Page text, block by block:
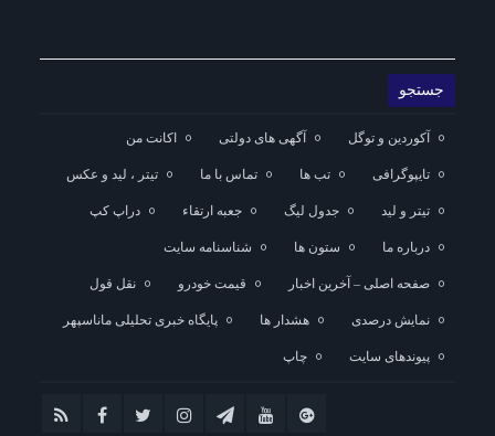
آکوردین و توگل آگهی های دولتی اکانت من
تایپوگرافی تب ها تماس با ما تیتر ، لید و عکس
تیتر و لید جدول لیگ جعبه ارتقاء دراپ کپ
درباره ما ستون ها شناسنامه سایت
صفحه اصلی – آخرین اخبار قیمت خودرو نقل قول
نمایش درصدی هشدار ها پایگاه خبری تحلیلی ماناسپهر
پیوندهای سایت چاپ